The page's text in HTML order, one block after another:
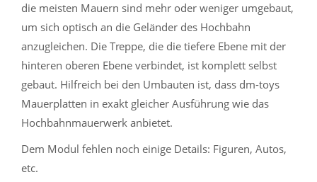
die meisten Mauern sind mehr oder weniger umgebaut,
um sich optisch an die Geländer des Hochbahn
anzugleichen. Die Treppe, die die tiefere Ebene mit der
hinteren oberen Ebene verbindet, ist komplett selbst
gebaut. Hilfreich bei den Umbauten ist, dass dm-toys
Mauerplatten in exakt gleicher Ausführung wie das
Hochbahnmauerwerk anbietet.
Dem Modul fehlen noch einige Details: Figuren, Autos,
etc.